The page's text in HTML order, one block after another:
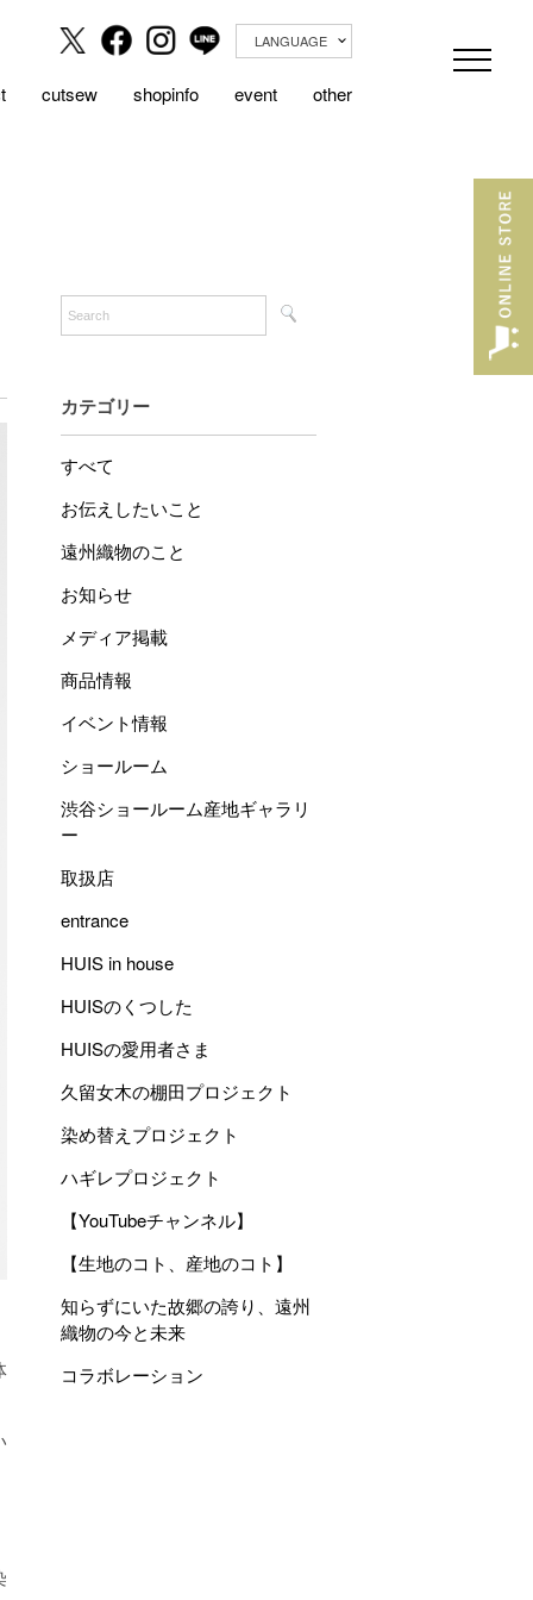
LANGUAGE
cutsew shopinfo event other
カテゴリー
すべて
お伝えしたいこと
遠州織物のこと
お知らせ
メディア掲載
商品情報
イベント情報
ショールーム
渋谷ショールーム産地ギャラリ
ー
取扱店
entrance
HUIS in house
HUISのくつした
HUISの愛用者さま
久留女木の棚田プロジェクト
染め替えプロジェクト
ハギレプロジェクト
【YouTubeチャンネル】
【生地のコト、産地のコト】
知らずにいた故郷の誇り、遠州
織物の今と未来
コラボレーション